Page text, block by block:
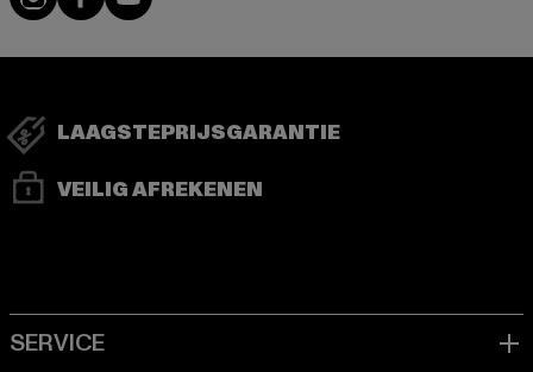
LAAGSTEPRIJSGARANTIE
VEILIG AFREKENEN